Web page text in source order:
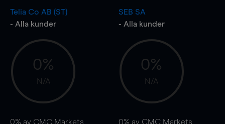
Telia Co AB (ST)
- Alla kunder
0%
N/A
0% av CMC Markets
SEB SA
- Alla kunder
0%
N/A
0% av CMC Markets